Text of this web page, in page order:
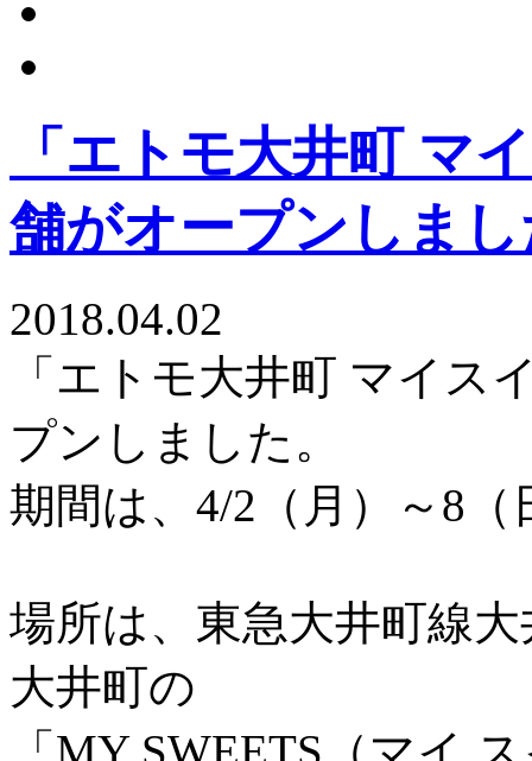
「エトモ大井町 マ
舗がオープンしま
2018.04.02
「エトモ大井町 マイス
プンしました。
期間は、4/2（月）～8
場所は、東急大井町線
大井町の
「MY SWEETS（マイ